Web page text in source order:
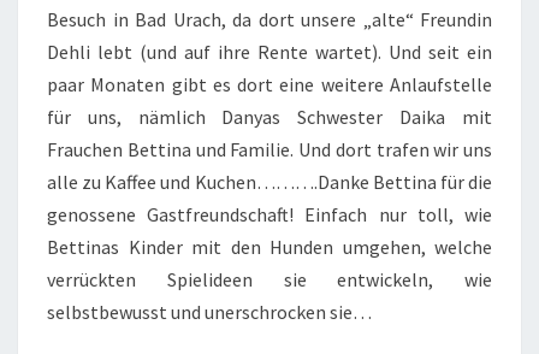
Besuch in Bad Urach, da dort unsere „alte“ Freundin
Dehli lebt (und auf ihre Rente wartet). Und seit ein
paar Monaten gibt es dort eine weitere Anlaufstelle
für uns, nämlich Danyas Schwester Daika mit
Frauchen Bettina und Familie. Und dort trafen wir uns
alle zu Kaffee und Kuchen……….Danke Bettina für die
genossene Gastfreundschaft! Einfach nur toll, wie
Bettinas Kinder mit den Hunden umgehen, welche
verrückten Spielideen sie entwickeln, wie
selbstbewusst und unerschrocken sie…